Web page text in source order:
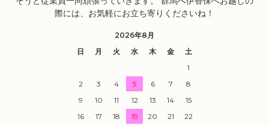
際には、お気軽にお立ち寄りくださいね！
2026年8月
日
月 火 水 木 金
土
1
2
3 4 5 6 7
8
9
10 11 12 13 14
15
16
17 18 19 20 21
22